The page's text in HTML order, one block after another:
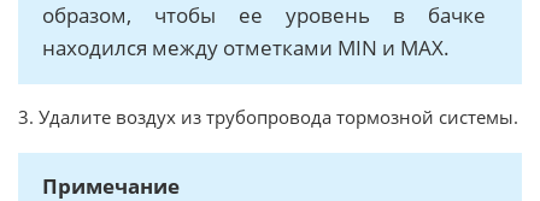
образом, чтобы ее уровень в бачке
находился между отметками MIN и MAX.
3. Удалите воздух из трубопровода тормозной системы.
Примечание